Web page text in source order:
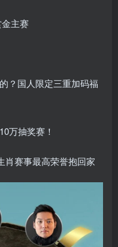
主赛
？国人限定三重加码福
万抽奖赛！
肖赛事最高荣誉抱回家